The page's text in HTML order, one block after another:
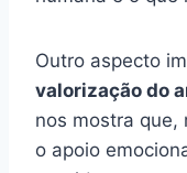
Outro aspecto
valorização do
nos mostra que,
o apoio